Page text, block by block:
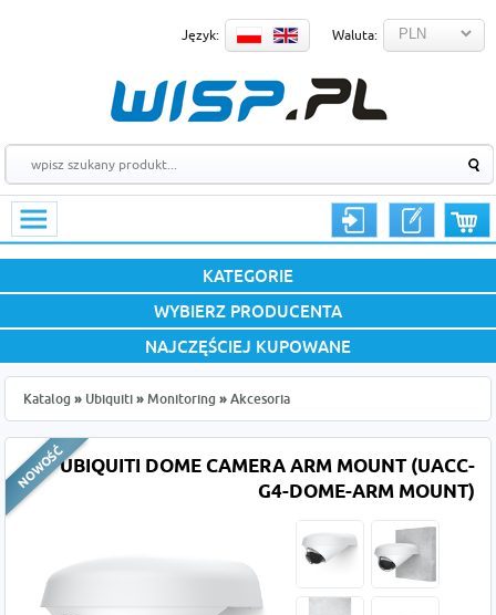
Język: Waluta:
KATEGORIE
WYBIERZ PRODUCENTA
NAJCZĘŚCIEJ KUPOWANE
Katalog » Ubiquiti » Monitoring » Akcesoria
UBIQUITI DOME CAMERA ARM MOUNT (UACC-
G4-DOME-ARM MOUNT)